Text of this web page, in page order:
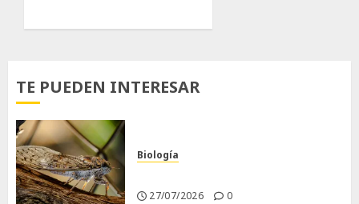
TE PUEDEN INTERESAR
Biología
27/07/2026 0